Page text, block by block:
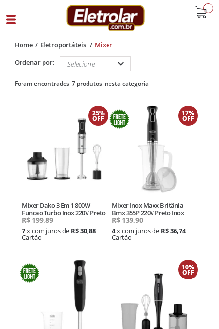
Home Eletroportáteis Mixer
7 produtos
Ordenar por:
25%
OFF
Mixer Dako 3 Em 1 800W
Funcao Turbo Inox 220V Preto
R$ 199,89
7x com juros de R$ 30,88
Cartão
17%
OFF
Mixer Inox Maxx Britânia
Bmx 355P 220V Preto Inox
R$ 139,90
4x com juros de R$ 36,74
Cartão
10%
OFF